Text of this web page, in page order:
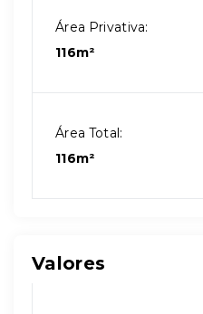
Área Privativa:
116m²
Área Total:
116m²
Valores